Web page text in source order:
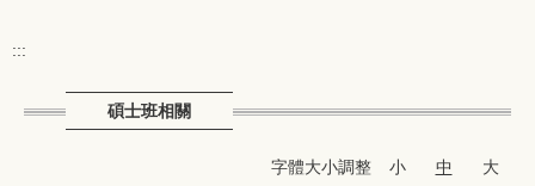
碩士班相關
:::
碩士班相關
字體大小調整 小 中 大